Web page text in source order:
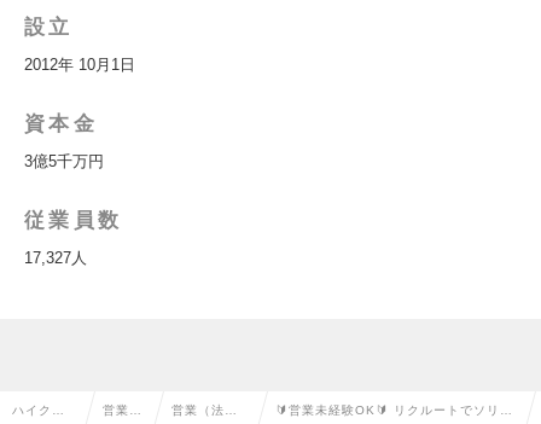
設立
2012年 10月1日
資本金
3億5千万円
従業員数
17,327人
ハイクラ 営業系 営業（法人 🔰営業未経験OK🔰 リクルートでソリュ